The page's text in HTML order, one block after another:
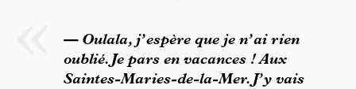
— Oulala, j’espère que je n’ai rien
oublié. Je pars en vacances ! Aux
Saintes-Maries-de-la-Mer. J’y vais